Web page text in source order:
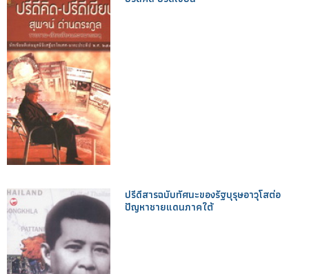
ปรีดีสารฉบับทัศนะของรัฐบุรุษอาวุโสต่อ
ปัญหาชายแดนภาคใต้